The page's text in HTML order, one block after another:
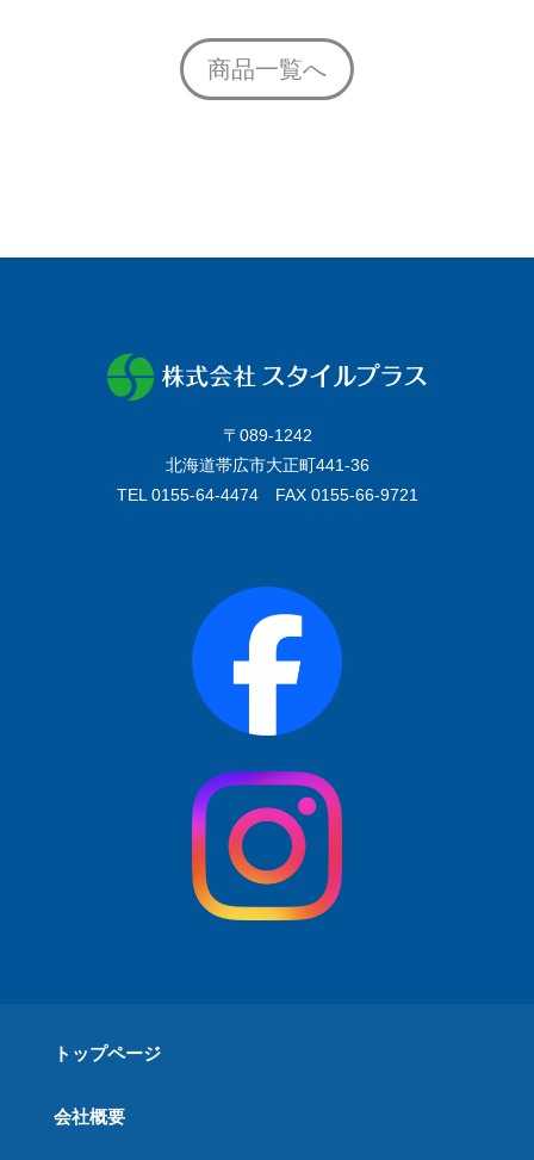
商品一覧へ
〒089-1242
北海道帯広市大正町441-36
TEL 0155-64-4474 FAX 0155-66-9721
トップページ
会社概要